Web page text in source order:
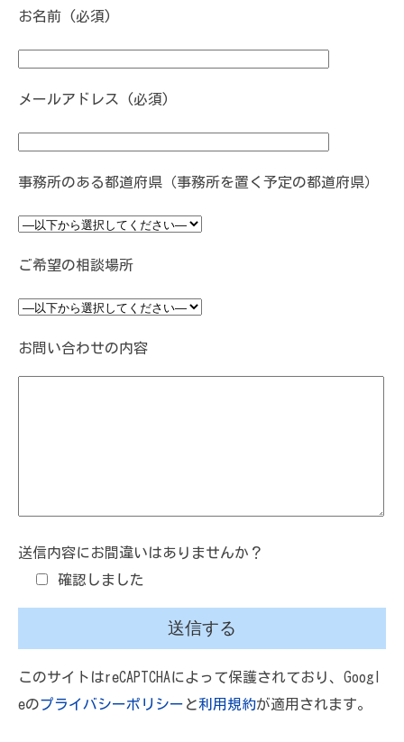
お名前 (必須)
メールアドレス (必須)
事務所のある都道府県（事務所を置く予定の都道府県）
ご希望の相談場所
お問い合わせの内容
送信内容にお間違いはありませんか？
確認しました
このサイトはreCAPTCHAによって保護されており、Googl
eのプライバシーポリシー と利用規約が適用されます。